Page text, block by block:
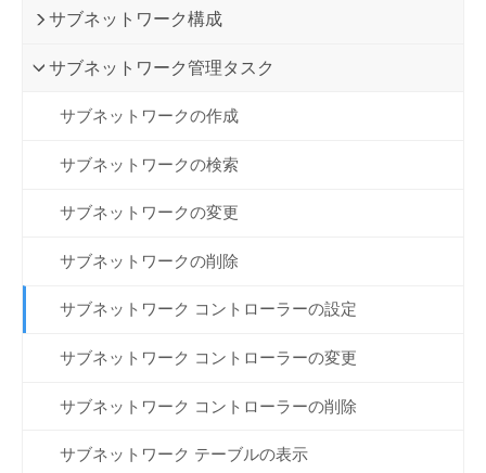
サブネットワーク構成
サブネットワーク管理タスク
サブネットワークの作成
サブネットワークの検索
サブネットワークの変更
サブネットワークの削除
サブネットワーク コントローラーの設定
サブネットワーク コントローラーの変更
サブネットワーク コントローラーの削除
サブネットワーク テーブルの表示